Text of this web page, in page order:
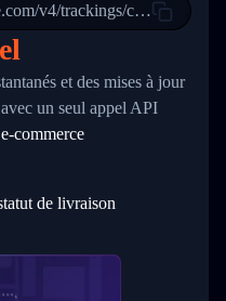
"Departed Facility
03-06 15:28:00",
"Shipment
"BEIJING-
v4/trackings/create
et des mises à jour
un seul appel API
de livraison